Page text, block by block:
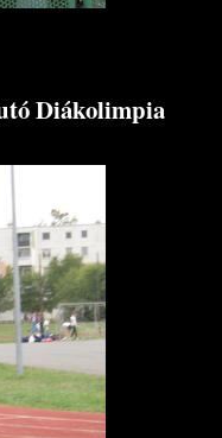
Diákolimpia